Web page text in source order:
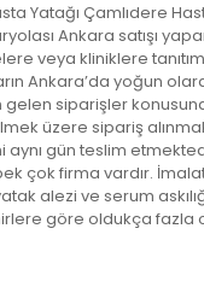
Yatağı Çamlıdere
Ankara satışı
veya kliniklere
Ankara’da yoğun
gelen siparişler
üzere sipariş
aynı gün teslim
çok firma vardır.
alezi ve serum
göre oldukça fazla